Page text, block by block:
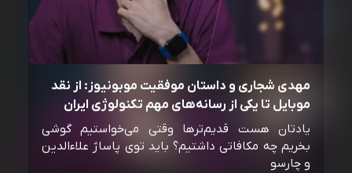
مهدی شجاری و داستان موفقیت موبونیوز: از نقد
موبایل تا یکی از رسانه‌‌های مهم تکنولوژی ایران
یادتان هست قدیم‌ترها وقتی می‌خواستیم گوشی
بخریم چه مکافاتی داشتیم؟ باید توی پاساژ علاءالدین
و چارسو